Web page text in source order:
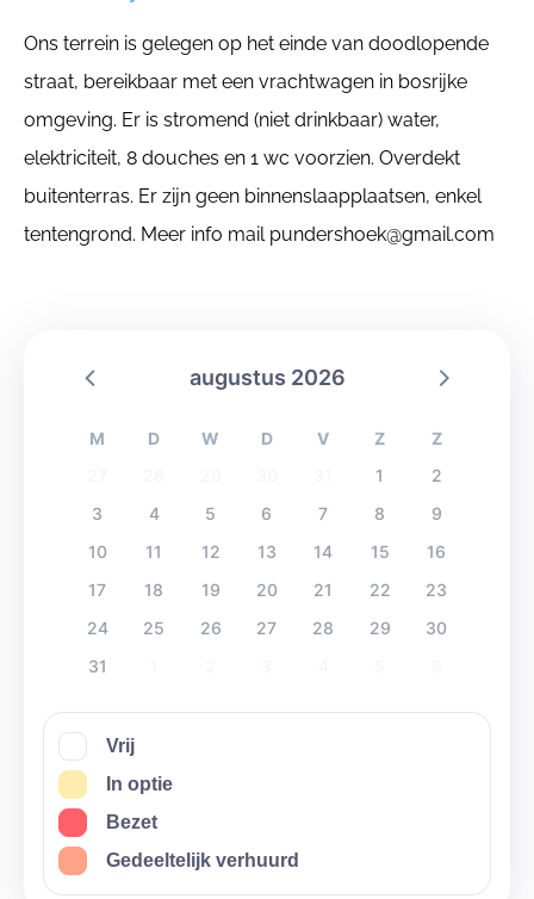
Ons terrein is gelegen op het einde van doodlopende
straat, bereikbaar met een vrachtwagen in bosrijke
omgeving. Er is stromend (niet drinkbaar) water,
elektriciteit, 8 douches en 1 wc voorzien. Overdekt
buitenterras. Er zijn geen binnenslaapplaatsen, enkel
tentengrond. Meer info mail pundershoek@gmail.com
augustus 2026
M D W D V Z
Z
1
2
3
4 5 6 7 8
9
10
11 12 13 14 15
16
17
18 19 20 21 22
23
24
25 26 27 28 29
30
31
Vrij
In optie
Bezet
Gedeeltelijk verhuurd